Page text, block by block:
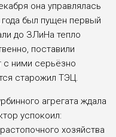
она управлялась
был пущен пер­вый
до ЗЛиНа теп­ло
поставили
ними серьёзно
старожил ТЭЦ.
агре­гата ждала
успо­коил:
хозяйства